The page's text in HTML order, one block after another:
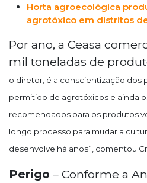
Horta agroecológica
agrotóxico em distritos
Por ano, a Ceasa
mil toneladas de
o diretor, é a conscientização dos
permitido de agrotóxicos e ainda
recomendados para os produtos
longo processo para mudar a
desenvolve há anos”, comentou
Perigo – Conforme a